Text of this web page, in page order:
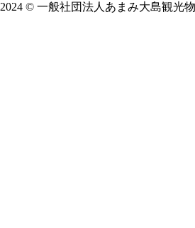
2024 © 一般社団法人あまみ大島観光